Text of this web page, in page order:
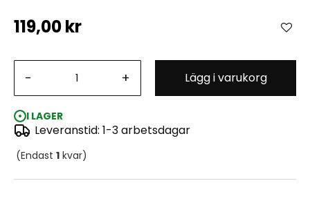
119,00 kr
- + Lägg i varukorg
I LAGER
Leveranstid: 1-3 arbetsdagar
(Endast 1 kvar)